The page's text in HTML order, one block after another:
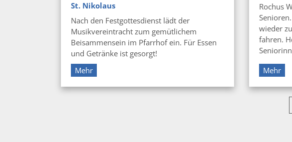
St. Nikolaus
Nach den Festgottesdienst lädt der
Musikvereintracht zum gemütlichem
Beisammensein im Pfarrhof ein. Für Essen
und Getränke ist gesorgt!
Mehr
Rochus
wieder
fahren.
Mehr